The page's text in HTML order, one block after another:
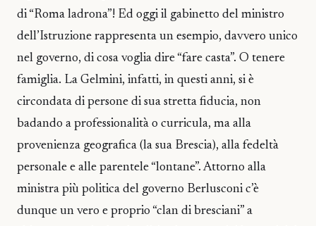
di “Roma ladrona”! Ed oggi il gabinetto del ministro
dell’Istruzione rappresenta un esempio, davvero unico
nel governo, di cosa voglia dire “fare casta”. O tenere
famiglia. La Gelmini, infatti, in questi anni, si è
circondata di persone di sua stretta fiducia, non
badando a professionalità o curricula, ma alla
provenienza geografica (la sua Brescia), alla fedeltà
personale e alle parentele “lontane”. Attorno alla
ministra più politica del governo Berlusconi c’è
dunque un vero e proprio “clan di bresciani” a